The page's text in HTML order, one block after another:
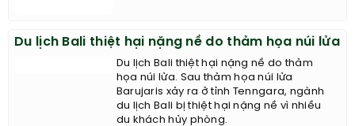
Du lịch Bali thiệt hại nặng nề do thảm họa núi lửa
Du lịch Bali thiệt hại nặng nề do thảm
họa núi lửa. Sau thảm họa núi lửa
Barujaris xảy ra ở tỉnh Tenngara, ngành
du lịch Bali bị thiệt hại nặng nề vì nhiều
du khách hủy phòng.